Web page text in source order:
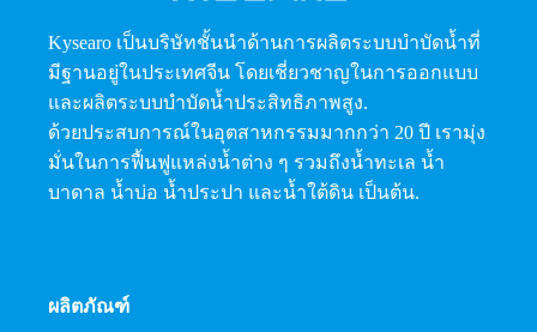
Kysearo เป็นบริษัทชั้นนำด้านการผลิตระบบบำบัดน้ำที่
มีฐานอยู่ในประเทศจีน โดยเชี่ยวชาญในการออกแบบ
และผลิตระบบบำบัดน้ำประสิทธิภาพสูง.
ด้วยประสบการณ์ในอุตสาหกรรมมากกว่า 20 ปี เรามุ่ง
มั่นในการฟื้นฟูแหล่งน้ำต่าง ๆ รวมถึงน้ำทะเล น้ำ
บาดาล น้ำบ่อ น้ำประปา และน้ำใต้ดิน เป็นต้น.
ผลิตภัณฑ์